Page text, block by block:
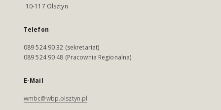
10-117 Olsztyn
Telefon
089 524 90 32 (sekretariat)
089 524 90 48 (Pracownia Regionalna)
E-Mail
wmbc@wbp.olsztyn.pl